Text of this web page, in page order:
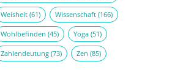
Weisheit (61) Wissenschaft (166)
Wohlbefinden (45) Yoga (51)
Zahlendeutung (73) Zen (85)